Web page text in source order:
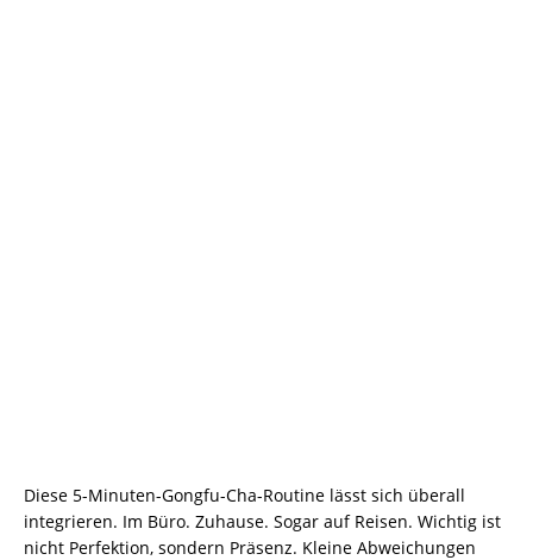
Diese 5-Minuten-Gongfu-Cha-Routine lässt sich überall
integrieren. Im Büro. Zuhause. Sogar auf Reisen. Wichtig ist
nicht Perfektion, sondern Präsenz. Kleine Abweichungen